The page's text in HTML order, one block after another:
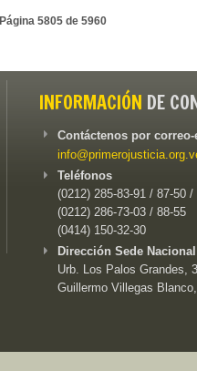
Página 5805 de 5960
INFORMACIÓN DE
Contáctenos por
Teléfonos
(0212) 285-83-91 / 87-50 /
(0212) 286-73-03 / 88-55
(0414) 150-32-30
Dirección Sede
Urb. Los Palos Grandes,
Guillermo Villegas